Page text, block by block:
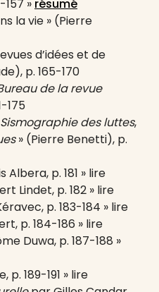
» résumé
la vie » (Pierre
d’idées et de
p. 165-170
de la revue
175
Sismographie des luttes,
» (Pierre Benetti), p.
Albera, p. 181 » lire
Lindet, p. 182 » lire
p. 183-184 » lire
p. 184-186 » lire
Duwa, p. 187-188 »
189-191 » lire